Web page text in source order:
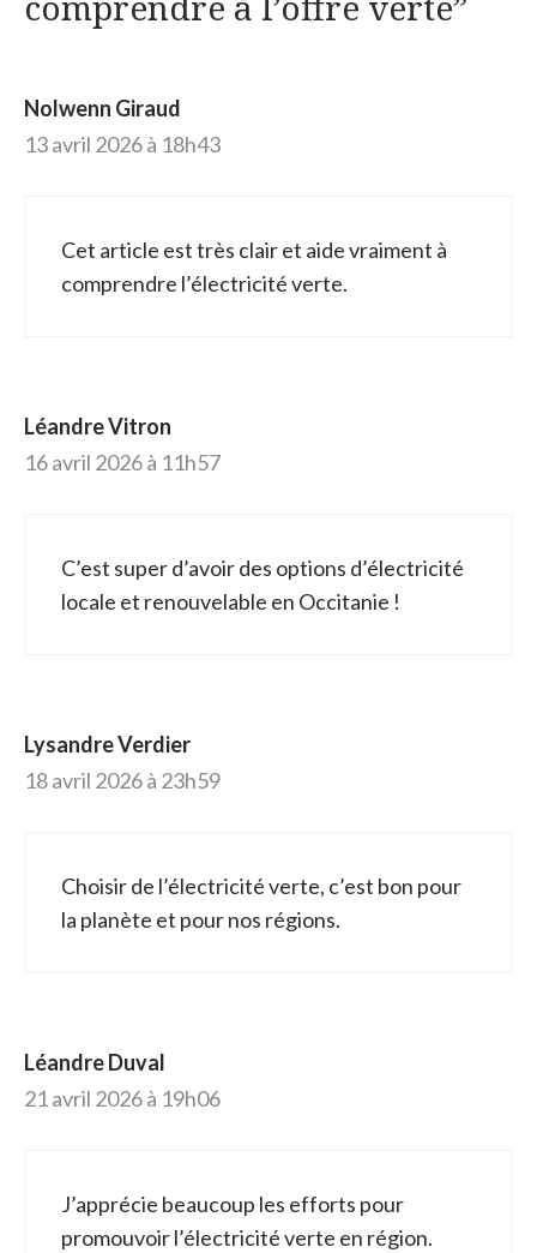
Nolwenn Giraud
13 avril 2026 à 18h43
Cet article est très clair et aide vraiment à
comprendre l’électricité verte.
Léandre Vitron
16 avril 2026 à 11h57
C’est super d’avoir des options d’électricité
locale et renouvelable en Occitanie !
Lysandre Verdier
18 avril 2026 à 23h59
Choisir de l’électricité verte, c’est bon pour
la planète et pour nos régions.
Léandre Duval
21 avril 2026 à 19h06
J’apprécie beaucoup les efforts pour
promouvoir l’électricité verte en région.